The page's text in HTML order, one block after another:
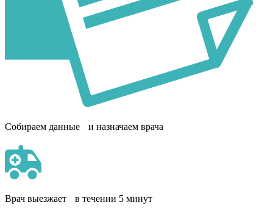
Собираем данные и назначаем врача
Врач выезжает в течении 5 минут